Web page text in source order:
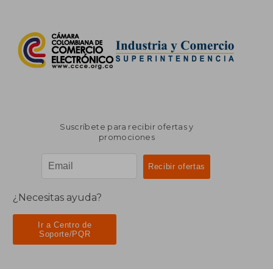
Suscríbete para recibir ofertas y
promociones
¿Necesitas ayuda?
Ir a Centro de
Soporte/PQR